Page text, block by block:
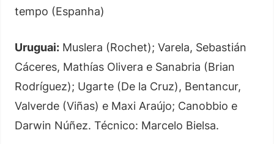
tempo (Espanha)
Uruguai: Muslera (Rochet); Varela, Sebastián
Cáceres, Mathías Olivera e Sanabria (Brian
Rodríguez); Ugarte (De la Cruz), Bentancur,
Valverde (Viñas) e Maxi Araújo; Canobbio e
Darwin Núñez. Técnico: Marcelo Bielsa.